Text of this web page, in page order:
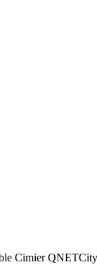
Cimier QNETCity